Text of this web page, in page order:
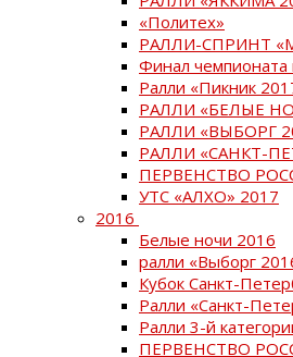
«Политех»
РАЛЛИ-СПРИНТ
Финал чемпионата
Ралли «Пикник
РАЛЛИ «БЕЛЫЕ
РАЛЛИ «ВЫБОРГ
РАЛЛИ «САНКТ-
ПЕРВЕНСТВО
УТС «АЛХО» 2017
2016
Белые ночи 2016
ралли «Выборг
Кубок Санкт-
Ралли «Санкт-
Ралли 3-й
ПЕРВЕНСТВО